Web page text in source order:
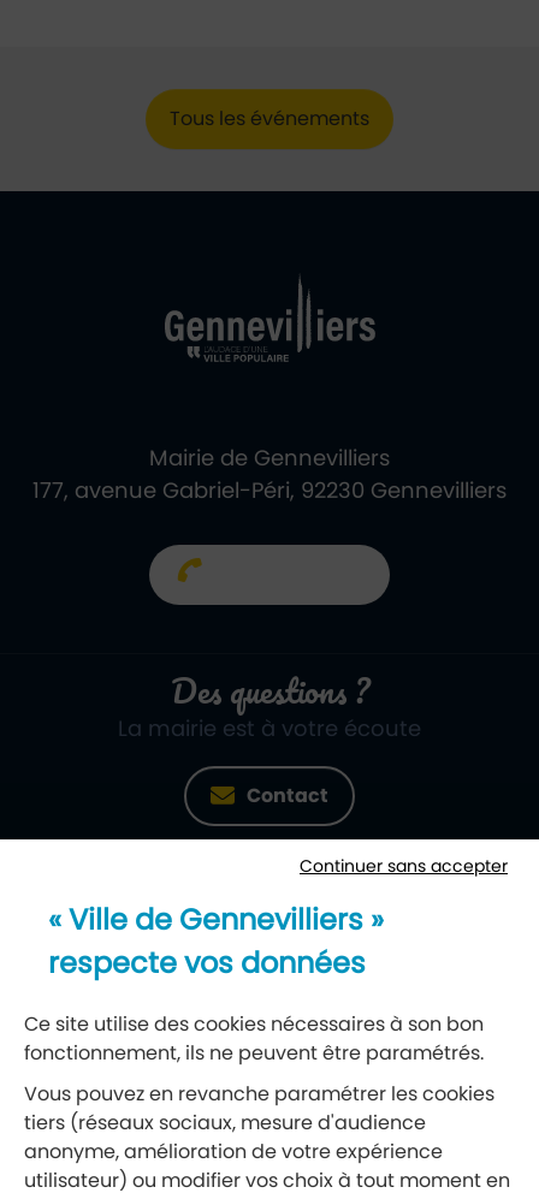
Tous les événements
Mairie de Gennevilliers
177, avenue Gabriel-Péri, 92230 Gennevilliers
Des questions ?
La mairie est à votre écoute
Contact
Newsletter
Réseaux sociaux
Suivez-nous
Continuer sans accepter
« Ville de Gennevilliers »
respecte vos données
Ce site utilise des cookies nécessaires à son bon
fonctionnement, ils ne peuvent être paramétrés.
Vous pouvez en revanche paramétrer les cookies
tiers (réseaux sociaux, mesure d'audience
anonyme, amélioration de votre expérience
utilisateur) ou modifier vos choix à tout moment en